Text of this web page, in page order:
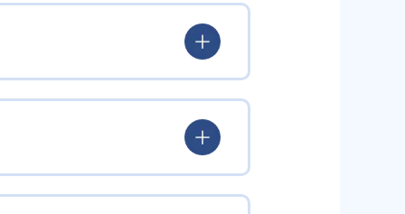
われず、生徒の理解度を最優
が個々のペースで学習すること
どん先取り学習を進めたりする
れるよう「無学年方式」を採用
えた知識の量などで測りやすい
、勉強全体の底力のようなもの